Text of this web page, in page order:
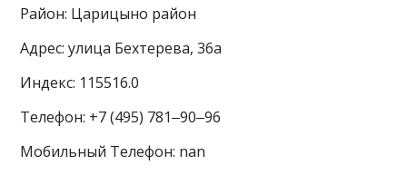
Район: Царицыно район
Адрес: улица Бехтерева, 36а
Индекс: 115516.0
Телефон: +7 (495) 781‒90‒96
Мобильный Телефон: nan